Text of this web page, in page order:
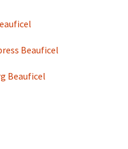
Beauficel
Beauficel